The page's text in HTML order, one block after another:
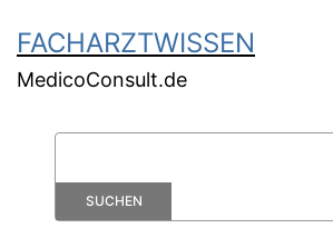
FACHARZTWISSEN
MedicoConsult.de